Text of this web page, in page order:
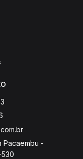
Pacaembu -